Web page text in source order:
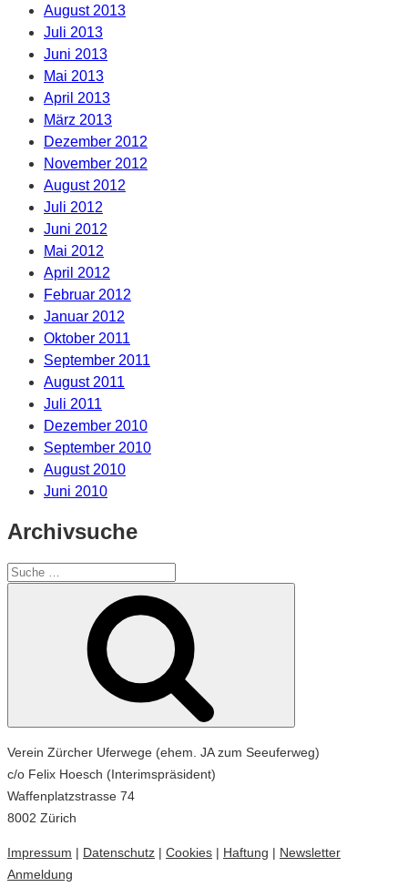
August 2013
Juli 2013
Juni 2013
Mai 2013
April 2013
März 2013
Dezember 2012
November 2012
August 2012
Juli 2012
Juni 2012
Mai 2012
April 2012
Februar 2012
Januar 2012
Oktober 2011
September 2011
August 2011
Juli 2011
Dezember 2010
September 2010
August 2010
Juni 2010
Archivsuche
Suche
Verein Zürcher Uferwege (ehem. JA zum Seeuferweg)
c/o Felix Hoesch (Interimspräsident)
Waffenplatzstrasse 74
8002 Zürich
Impressum | Datenschutz | Cookies | Haftung | Newsletter
Anmeldung